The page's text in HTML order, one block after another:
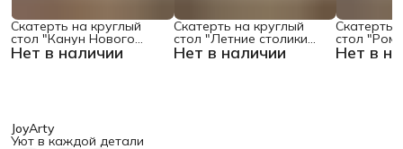
Нет в наличии
Скатерть на круглый
стол "Канун Нового
Года", 150х150 , серия Нет в наличии
Скатерть на круглый
стол "Летние столики
кафе", 150х150 Нет в
Скатерть
стол
поляне",
JoyArty
Уют в каждой детали